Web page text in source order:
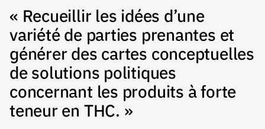
« Recueillir les idées d’une
variété de parties prenantes et
générer des cartes conceptuelles
de solutions politiques
concernant les produits à forte
teneur en THC. »